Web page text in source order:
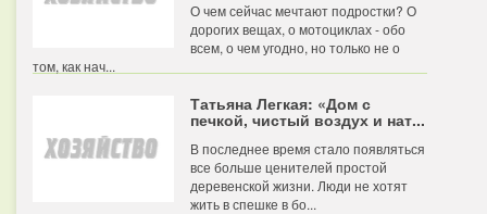
О чем сейчас мечтают подростки? О
дорогих вещах, о мотоциклах - обо
всем, о чем угодно, но только не о
том, как нач...
Татьяна Легкая: «Дом с
печкой, чистый воздух и нат...
В последнее время стало появляться
все больше ценителей простой
деревенской жизни. Люди не хотят
жить в спешке в бо...